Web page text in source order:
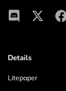
Details
Litepaper